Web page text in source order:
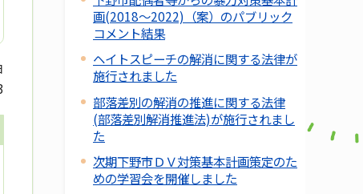
画(2018～2022)（案）のパブリック
コメント結果
ヘイトスピーチの解消に関する法律が
施行されました
部落差別の解消の推進に関する法律
(部落差別解消推進法)が施行されまし
た
次期下野市ＤＶ対策基本計画策定のた
めの学習会を開催しました